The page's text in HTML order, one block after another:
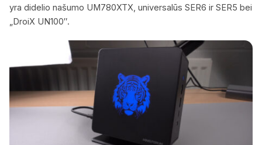
yra didelio našumo UM780XTX, universalūs SER6 ir SER5 bei
„DroiX UN100″.